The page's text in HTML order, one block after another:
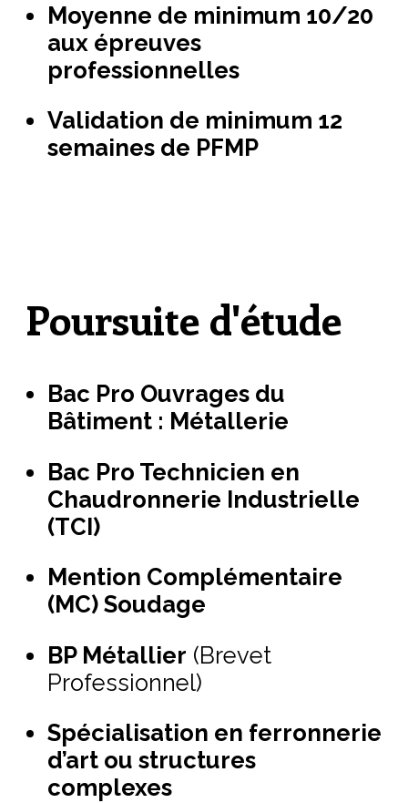
Moyenne de minimum 10/20
aux épreuves
professionnelles
Validation de minimum 12
semaines de PFMP
Poursuite d'étude
Bac Pro Ouvrages du
Bâtiment : Métallerie
Bac Pro Technicien en
Chaudronnerie Industrielle
(TCI)
Mention Complémentaire
(MC) Soudage
BP Métallier (Brevet
Professionnel)
Spécialisation en ferronnerie
d’art ou structures
complexes